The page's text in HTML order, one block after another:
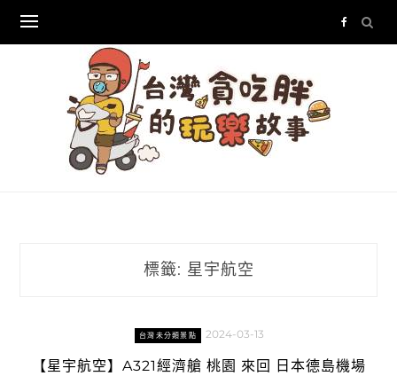
content
標籤: 星宇航空
台灣未分類景點 2024-03-13
【星宇航空】A321經濟艙 桃園 來回 日本德島機場